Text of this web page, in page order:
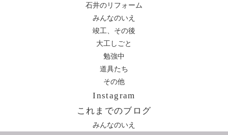
石井のリフォーム
みんなのいえ
竣工、その後
大工しごと
勉強中
道具たち
その他
Instagram
これまでのブログ
みんなのいえ